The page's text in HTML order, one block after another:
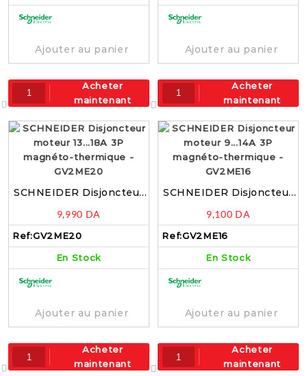
Ajouter au panier
Acheter
maintenant
Ajouter au panier
Acheter
maintenant
SCHNEIDER Disjoncteur
magnéto-thermique –
GV2ME20
9,990 DA
Ref:GV2ME20
En Stock
Ajouter au panier
Acheter
maintenant
SCHNEIDER Disjoncteur
magnéto-thermique –
GV2ME16
9,100 DA
Ref:GV2ME16
En Stock
Ajouter au panier
Acheter
maintenant